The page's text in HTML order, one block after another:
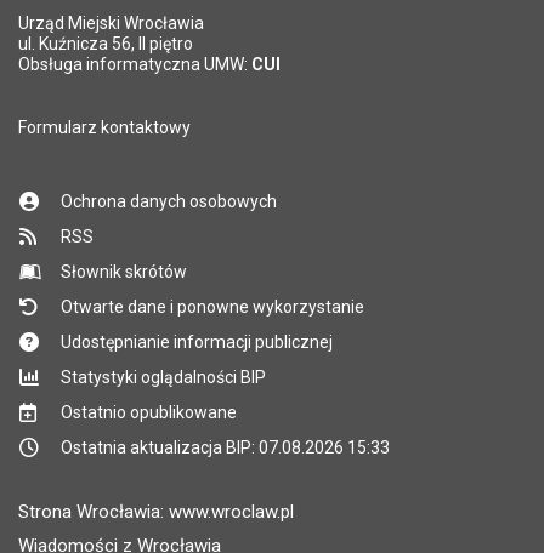
*
Pole wymagane
Urząd Miejski Wrocławia
ul. Kuźnicza 56, II piętro
Obsługa informatyczna UMW: CUI
Formularz kontaktowy
Ochrona danych osobowych
RSS
Słownik skrótów
Otwarte dane i ponowne wykorzystanie
Udostępnianie informacji publicznej
Statystyki oglądalności BIP
Ostatnio opublikowane
Ostatnia aktualizacja BIP: 07.08.2026 15:33
Strona Wrocławia: www.wroclaw.pl
Wiadomości z Wrocławia